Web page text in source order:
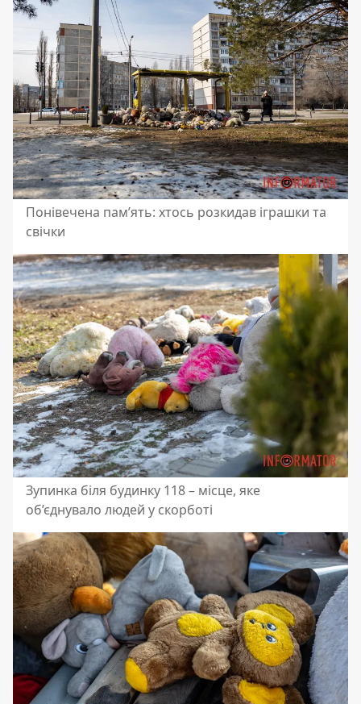
Понівечена пам’ять: хтось розкидав іграшки та
свічки
Зупинка біля будинку 118 – місце, яке
об’єднувало людей у скорботі